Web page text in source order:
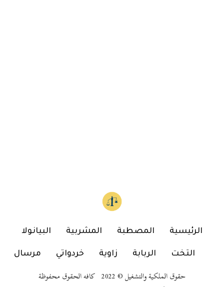
الرئيسية المصطبة المشربية البيانولا
التخت الربابة زاوية خردواتي مرسال
حقوق الملكية والتشغيل © 2022 كافه الحقوق محفوظة